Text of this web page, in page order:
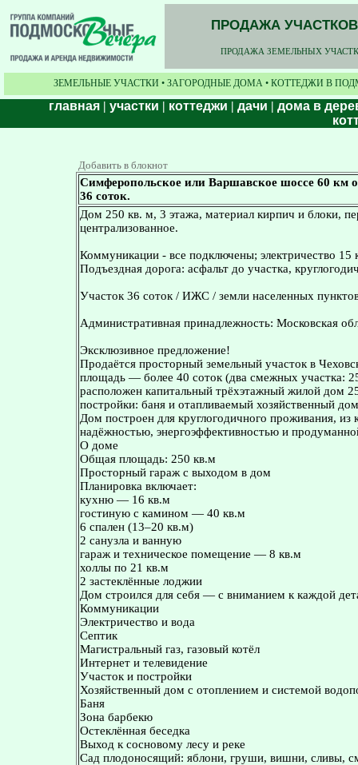
ПРОДАЖА
ПРОДАЖА ЗЕМЕЛЬНЫХ
ЗЕМЕЛЬНЫЕ УЧАСТКИ • ЗАГОРОДНЫЕ ДОМА • КОТТЕДЖИ В
главная | участки | коттеджи | дачи | дома в
Добавить в блокнот
Симферопольское или Варшавское шоссе 60 км
36 соток.
Дом 250 кв. м, 3 этажа, материал кирпич и блоки,
централизованное.
Коммуникации - все подключены; электричество
Подъездная дорога: асфальт до участка,
Участок 36 соток / ИЖС / земли населенных
Административная принадлежность: Московская
Эксклюзивное предложение!
Продаётся просторный земельный участок в
площадь — более 40 соток (два смежных участка:
расположен капитальный трёхэтажный жилой дом
постройки: баня и отапливаемый хозяйственный
Дом построен для круглогодичного проживания,
надёжностью, энергоэффективностью и
О доме
Общая площадь: 250 кв.м
Просторный гараж с выходом в дом
Планировка включает:
кухню — 16 кв.м
гостиную с камином — 40 кв.м
6 спален (13–20 кв.м)
2 санузла и ванную
гараж и техническое помещение — 8 кв.м
холлы по 21 кв.м
2 застеклённые лоджии
Дом строился для себя — с вниманием к каждой
Коммуникации
Электричество и вода
Септик
Магистральный газ, газовый котёл
Интернет и телевидение
Участок и постройки
Хозяйственный дом с отоплением и системой
Баня
Зона барбекю
Остеклённая беседка
Выход к сосновому лесу и реке
Сад плодоносящий: яблони, груши, вишни, сливы,